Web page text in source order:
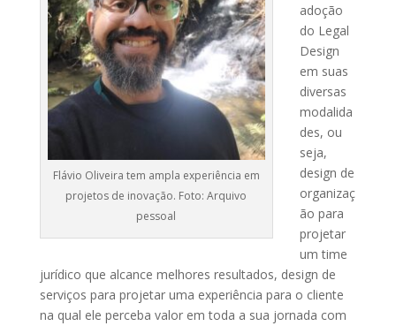
Flávio Oliveira tem ampla experiência em
projetos de inovação. Foto: Arquivo
pessoal
adoção
do Legal
Design
em suas
diversas
modalida
des, ou
seja,
design de
organizaç
ão para
projetar
um time
jurídico que alcance melhores resultados, design de
serviços para projetar uma experiência para o cliente
na qual ele perceba valor em toda a sua jornada com